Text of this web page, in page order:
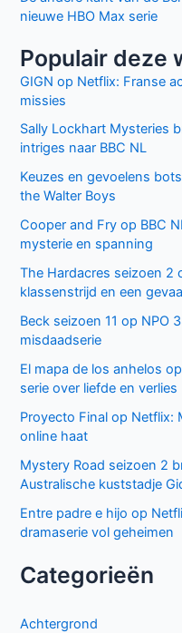
nieuwe HBO Max serie
Populair deze
GIGN op Netflix: Franse
missies
Sally Lockhart Mysteries
intriges naar BBC NL
Keuzes en gevoelens
the Walter Boys
Cooper and Fry op BBC
mysterie en spanning
The Hardacres seizoen 2
klassenstrijd en een
Beck seizoen 11 op NPO
misdaadserie
El mapa de los anhelos
serie over liefde en verlies
Proyecto Final op Netflix:
online haat
Mystery Road seizoen 2
Australische kuststadje
Entre padre e hijo op
dramaserie vol geheimen
Categorieën
Achtergrond